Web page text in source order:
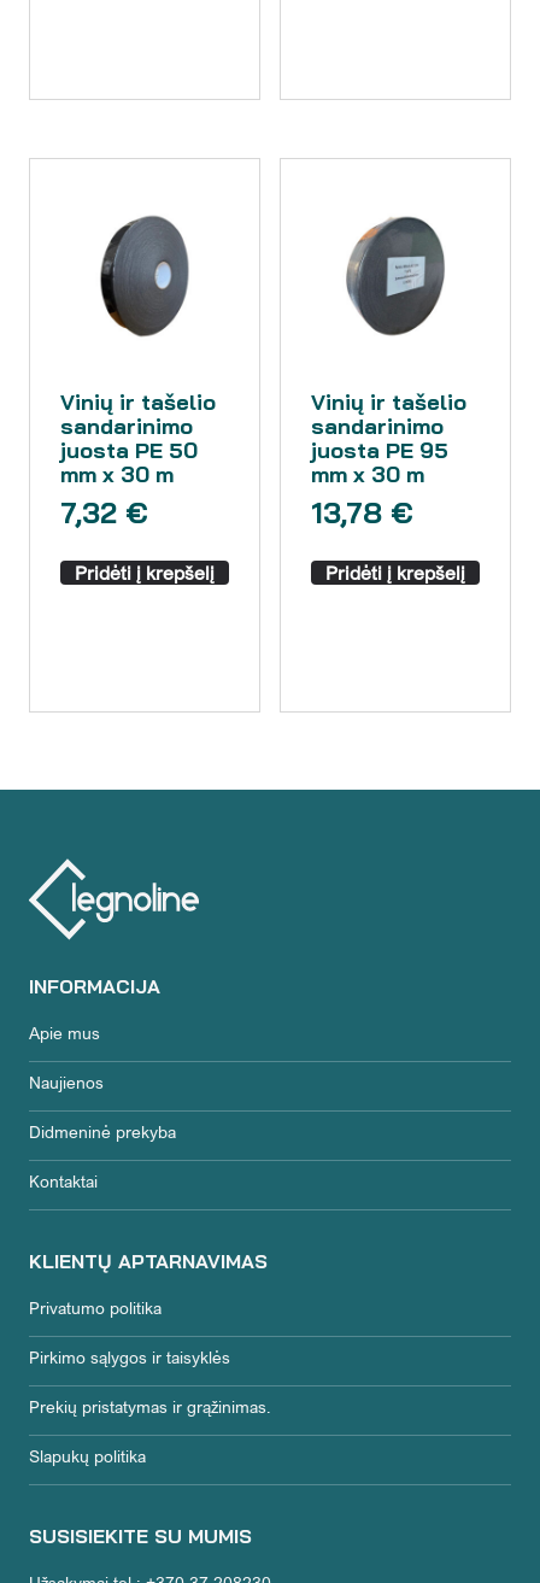
Vinių ir tašelio
sandarinimo
juosta PE 50
mm x 30 m
7,32 €
Pridėti į krepšelį
Vinių ir tašelio
sandarinimo
juosta PE 95
mm x 30 m
13,78 €
Pridėti į krepšelį
INFORMACIJA
Apie mus
Naujienos
Didmeninė prekyba
Kontaktai
KLIENTŲ APTARNAVIMAS
Privatumo politika
Pirkimo sąlygos ir taisyklės
Prekių pristatymas ir grąžinimas.
Slapukų politika
SUSISIEKITE SU MUMIS